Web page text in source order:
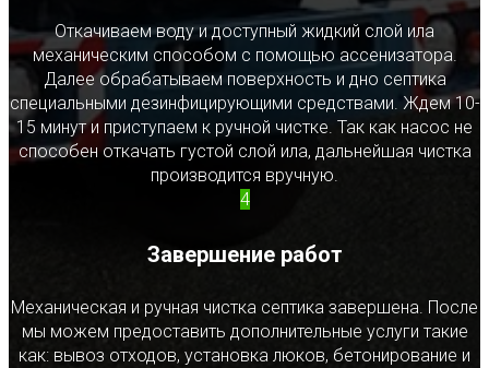
Откачиваем воду и доступный жидкий слой ила
механическим способом с помощью ассенизатора.
Далее обрабатываем поверхность и дно септика
специальными дезинфицирующими средствами. Ждем 10-
15 минут и приступаем к ручной чистке. Так как насос не
способен откачать густой слой ила, дальнейшая чистка
производится вручную.
4
Завершение работ
Механическая и ручная чистка септика завершена. После
мы можем предоставить дополнительные услуги такие
как: вывоз отходов, установка люков, бетонирование и